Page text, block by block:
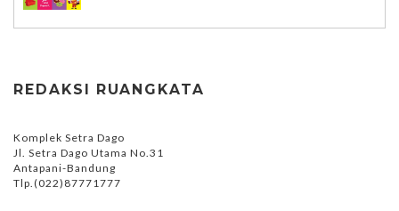
REDAKSI RUANGKATA
Komplek Setra Dago
Jl. Setra Dago Utama No.31
Antapani-Bandung
Tlp.(022)87771777